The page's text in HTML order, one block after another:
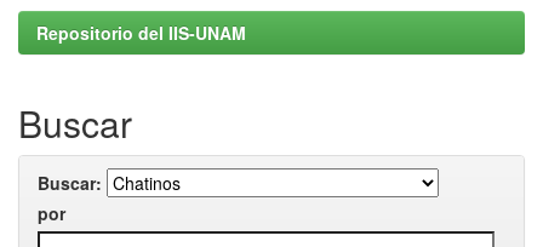
Repositorio del IIS-UNAM
Buscar
Buscar:
por